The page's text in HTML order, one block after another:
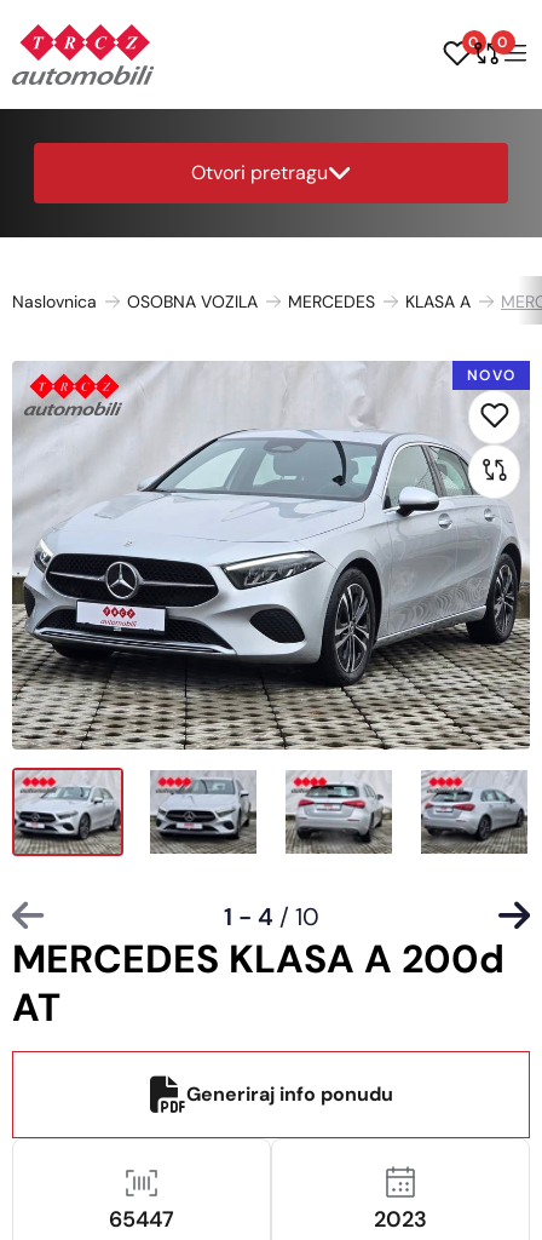
0 0
Otvori pretragu
Naslovnica OSOBNA VOZILA MERCEDES KLASA A
MERCEDES KLASA A 200d
AT
NOVO
1 - 4 / 10
Generiraj info ponudu
65447 2023